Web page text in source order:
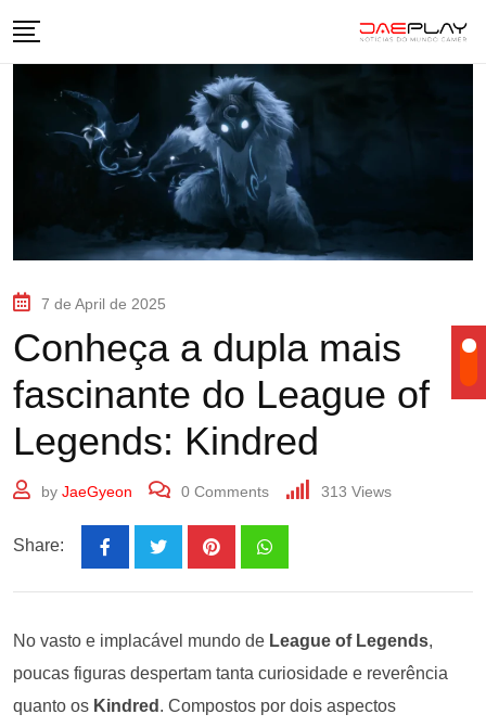
7 de April de 2025
Conheça a dupla mais
fascinante do League of
Legends: Kindred
by JaeGyeon 0 Comments 313 Views
Share:
No vasto e implacável mundo de League of Legends,
poucas figuras despertam tanta curiosidade e reverência
quanto os Kindred . Compostos por dois aspectos